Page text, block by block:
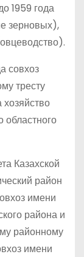
1959 года
зерновых),
совхоз
тресту
хозяйство
областного
Казахской
район
имени
района и
районному
имени